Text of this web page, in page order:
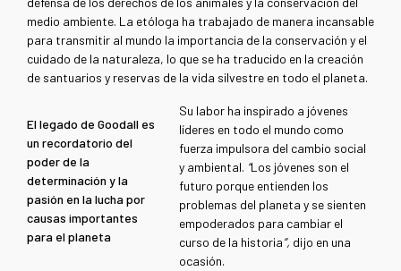
medio ambiente. La etóloga ha trabajado de manera incansable
para transmitir al mundo la importancia de la conservación y el
cuidado de la naturaleza, lo que se ha traducido en la creación
de santuarios y reservas de la vida silvestre en todo el planeta.
El legado de Goodall es
un recordatorio del
poder de la
determinación y la
pasión en la lucha por
causas importantes
para el planeta
Su labor ha inspirado a jóvenes
líderes en todo el mundo como
fuerza impulsora del cambio social
y ambiental. “Los jóvenes son el
futuro porque entienden los
problemas del planeta y se sienten
empoderados para cambiar el
curso de la historia”, dijo en una
ocasión.